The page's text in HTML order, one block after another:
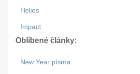
Helios
Impact
Oblíbené články:
New Year písma